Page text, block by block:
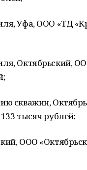
Уфа, ООО «ТД
Октябрьский,
скважин,
тысяч рублей;
ООО